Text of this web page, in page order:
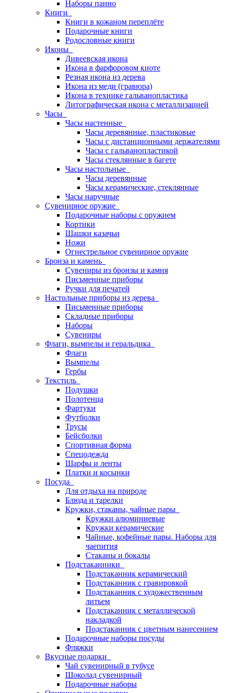
Наборы панно
Книги
Книги в кожаном переплёте
Подарочные книги
Родословные книги
Иконы
Дивеевская икона
Икона в фарфоровом киоте
Резная икона из дерева
Икона из меди (гравюра)
Икона в технике гальванопластика
Литографическая икона с металлизацией
Часы
Часы настенные
Часы деревянные, пластиковые
Часы с дистанционными держателями
Часы с гальванопластикой
Часы стеклянные в багете
Часы настольные
Часы деревянные
Часы керамические, стеклянные
Часы наручные
Сувенирное оружие
Подарочные наборы с оружием
Кортики
Шашки казачьи
Ножи
Огнестрельное сувенирное оружие
Бронза и камень
Сувениры из бронзы и камня
Письменные приборы
Ручки для печатей
Настольные приборы из дерева
Письменные приборы
Складные приборы
Наборы
Сувениры
Флаги, вымпелы и геральдика
Флаги
Вымпелы
Гербы
Текстиль
Подушки
Полотенца
Фартуки
Футболки
Трусы
Бейсболки
Спортивная форма
Спецодежда
Шарфы и ленты
Платки и косынки
Посуда
Для отдыха на природе
Блюда и тарелки
Кружки, стаканы, чайные пары
Кружки алюминиевые
Кружки керамические
Чайные, кофейные пары. Наборы для
чаепития
Стаканы и бокалы
Подстаканники
Подстаканник керамический
Подстаканник c гравировкой
Подстаканник с художественным
литьем
Подстаканник с металлической
накладкой
Подстаканник с цветным нанесением
Подарочные наборы посуды
Фляжки
Вкусные подарки
Чай сувенирный в тубусе
Шоколад сувенирный
Подарочные наборы